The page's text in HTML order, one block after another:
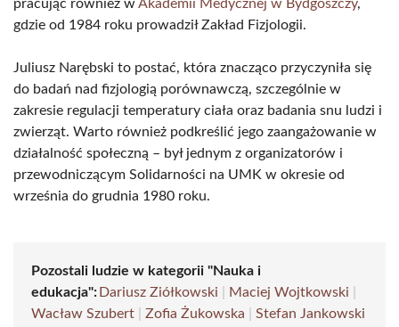
pracując również wAkademii Medycznej w Bydgoszczy,
gdzie od 1984 roku prowadził Zakład Fizjologii.
Juliusz Narębski to postać, która znacząco przyczyniła się
do badań nad fizjologią porównawczą, szczególnie w
zakresie regulacji temperatury ciała oraz badania snu ludzi i
zwierząt. Warto również podkreślić jego zaangażowanie w
działalność społeczną – był jednym z organizatorów i
przewodniczącym Solidarności na UMK w okresie od
września do grudnia 1980 roku.
Pozostali ludzie w kategorii "Nauka i
edukacja": Dariusz Ziółkowski Maciej Wojtkowski
Wacław Szubert
Zofia Żukowska
Stefan Jankowski